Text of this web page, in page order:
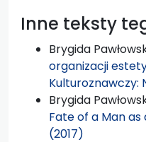
Inne teksty
Brygida
organizacji
Kulturoznawczy:
Brygida
Fate of a Man
(2017)